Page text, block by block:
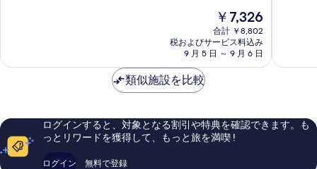
ト
良
ミ
件
件
現
在
の
料
金
￥7,326
合計 ￥8,802
税およびサービス料込み
9 月 5 日 ～ 9 月 6 日
ー
ー
ト
口
件
件
類似施設を比較
ログインすると、対象となる割引や特典を確認できます。も
っとリワードを獲得して、もっと旅を満喫 !
ログイン 無料で登録